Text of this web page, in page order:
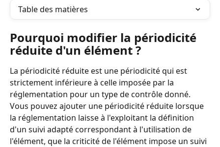
Table des matières
Pourquoi modifier la périodicité
réduite d'un élément ?
La périodicité réduite est une périodicité qui est
strictement inférieure à celle imposée par la
réglementation pour un type de contrôle donné.
Vous pouvez ajouter une périodicité réduite lorsque
la réglementation laisse à l'exploitant la définition
d'un suivi adapté correspondant à l'utilisation de
l'élément, que la criticité de l'élément impose un suivi